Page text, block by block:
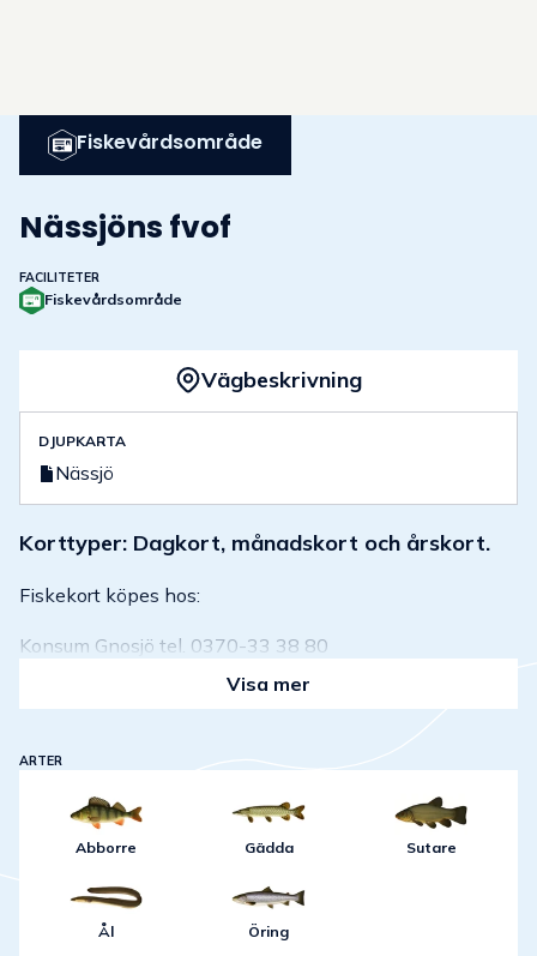
Fiskevårdsområde
Nässjöns fvof
FACILITETER
Fiskevårdsområde
Vägbeskrivning
DJUPKARTA
Nässjö
Korttyper: Dagkort, månadskort och årskort.
Fiskekort köpes hos:
Konsum Gnosjö tel. 0370-33 38 80
Visa mer
ARTER
Abborre Gädda Sutare
Ål Öring